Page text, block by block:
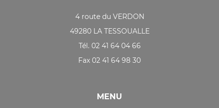
4 route du VERDON
49280 LA TESSOUALLE
Tél. 02 41 64 04 66
Fax 02 41 64 98 30
MENU